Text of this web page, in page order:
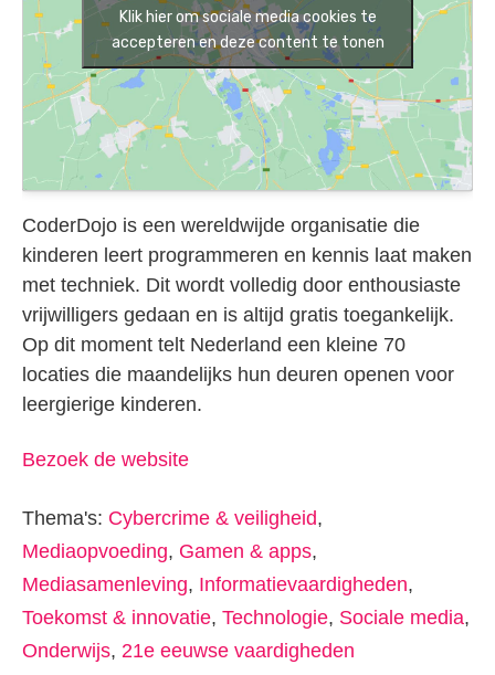
Klik hier om sociale media cookies te
accepteren en deze content te tonen
CoderDojo is een wereldwijde organisatie die
kinderen leert programmeren en kennis laat maken
met techniek. Dit wordt volledig door enthousiaste
vrijwilligers gedaan en is altijd gratis toegankelijk.
Op dit moment telt Nederland een kleine 70
locaties die maandelijks hun deuren openen voor
leergierige kinderen.
Bezoek de website
Thema's: Cybercrime & veiligheid,
Mediaopvoeding, Gamen & apps,
Mediasamenleving, Informatievaardigheden,
Toekomst & innovatie, Technologie, Sociale media,
Onderwijs, 21e eeuwse vaardigheden